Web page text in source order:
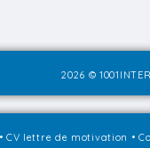
2026 ©
• CV lettre de motivation •